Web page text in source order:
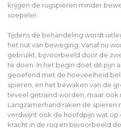
krijgen de rugspieren minder
soepeler.
Tijdens de behandeling wordt
het nut van beweging. Vanaf nu
gebruikt, bijvoorbeeld door de
te doen. In het begin doet dit pijn
geoefend met de hoeveelheid
spieren, en het bewaken van de
teveel getraind worden, maar ook
Langzamerhand raken de spieren
verdwijnt ook de hoofdpijn wat
kracht in de rug en bijvoorbeeld